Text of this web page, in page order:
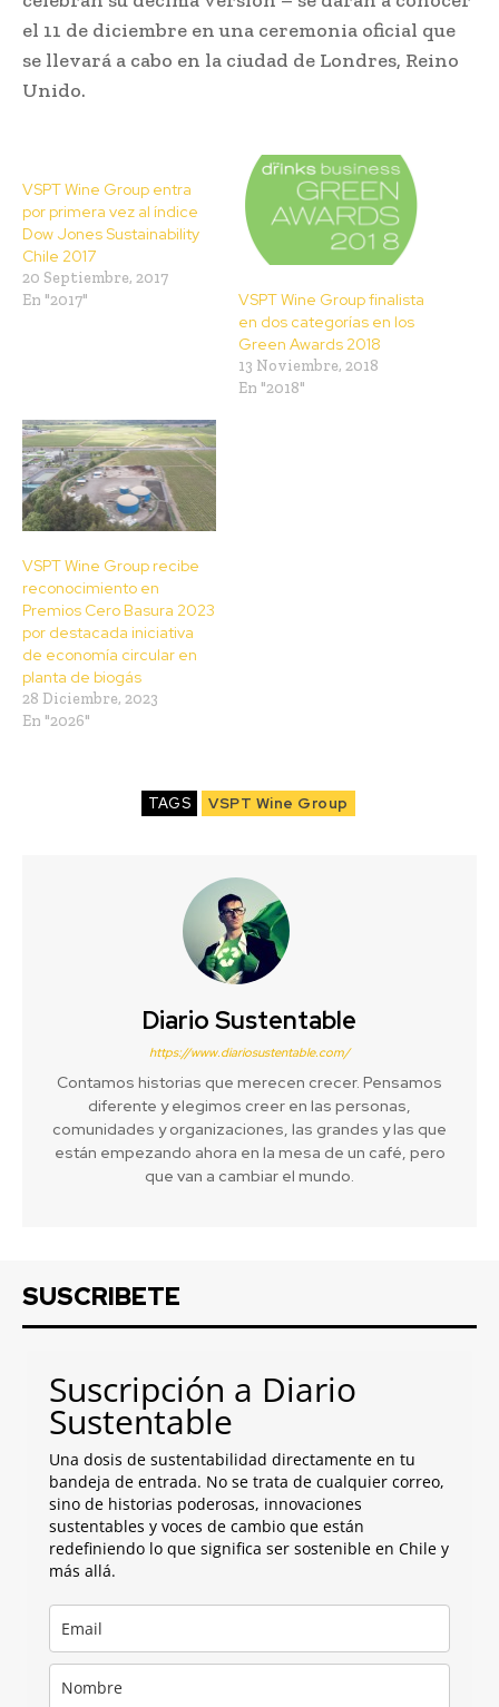
el 11 de diciembre en una ceremonia oficial que
se llevará a cabo en la ciudad de Londres, Reino
Unido.
VSPT Wine Group entra
por primera vez al índice
Dow Jones Sustainability
Chile 2017
20 Septiembre, 2017
En "2017"
VSPT Wine Group finalista
en dos categorías en los
Green Awards 2018
13 Noviembre, 2018
En "2018"
VSPT Wine Group recibe
reconocimiento en
Premios Cero Basura 2023
por destacada iniciativa
de economía circular en
planta de biogás
28 Diciembre, 2023
En "2026"
TAGS VSPT Wine Group
Diario Sustentable
https://www.diariosustentable.com/
Contamos historias que merecen crecer. Pensamos
diferente y elegimos creer en las personas,
comunidades y organizaciones, las grandes y las que
están empezando ahora en la mesa de un café, pero
que van a cambiar el mundo.
SUSCRIBETE
Suscripción a Diario
Sustentable
Una dosis de sustentabilidad directamente en tu
bandeja de entrada. No se trata de cualquier correo,
sino de historias poderosas, innovaciones
sustentables y voces de cambio que están
redefiniendo lo que significa ser sostenible en Chile y
más allá.